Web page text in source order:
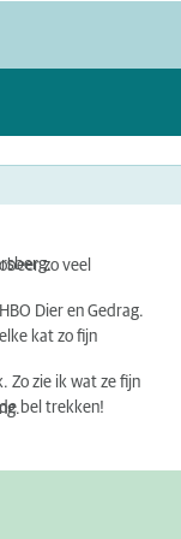
zo veel
Dier en Gedrag.
kat zo fijn
Zo zie ik wat ze fijn
bel trekken!